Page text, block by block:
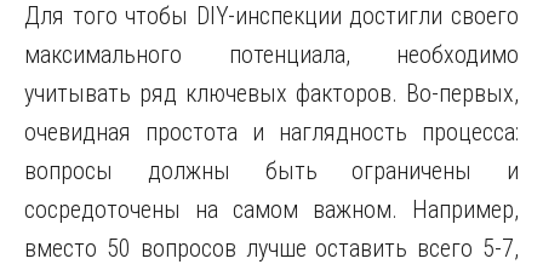
Для того чтобы DIY-инспекции достигли своего
максимального потенциала, необходимо
учитывать ряд ключевых факторов. Во-первых,
очевидная простота и наглядность процесса:
вопросы должны быть ограничены и
сосредоточены на самом важном. Например,
вместо 50 вопросов лучше оставить всего 5-7,